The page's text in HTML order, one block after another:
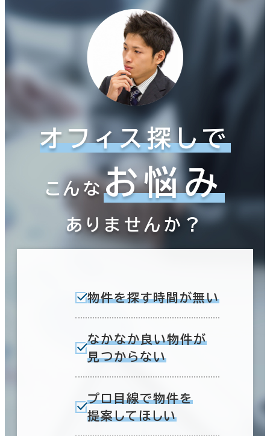
オフィス探しで
こんなお悩み
ありませんか？
物件を探す時間が無い
なかなか良い物件が
見つからない
プロ目線で物件を
提案してほしい